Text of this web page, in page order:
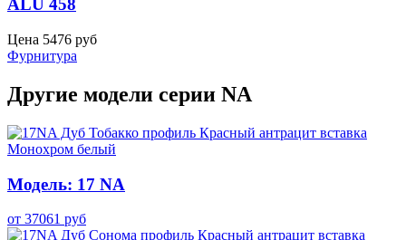
ALU 458
Цена 5476 руб
Фурнитура
Другие модели серии NA
Модель: 17 NA
от 37061 руб